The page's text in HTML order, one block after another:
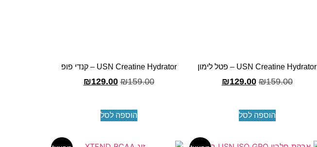
USN Creatine Hydrator – פטל לימון
₪159.00
₪129.00
הוספה לסל
USN Creatine Hydrator – קנדי פופ
₪159.00
₪129.00
הוספה לסל